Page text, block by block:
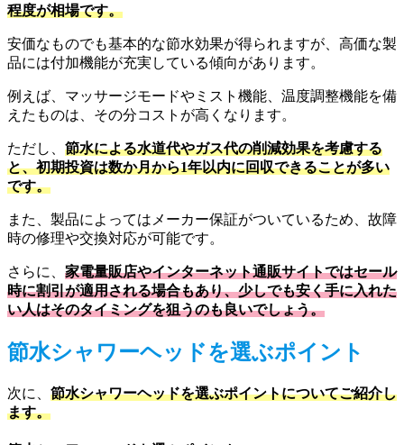
程度が相場です。
安価なものでも基本的な節水効果が得られますが、高価な製
品には付加機能が充実している傾向があります。
例えば、マッサージモードやミスト機能、温度調整機能を備
えたものは、その分コストが高くなります。
ただし、 節水による水道代やガス代の削減効果を考慮する
と、初期投資は数か月から1年以内に回収できることが多い
です。
また、製品によってはメーカー保証がついているため、故障
時の修理や交換対応が可能です。
さらに、 家電量販店やインターネット通販サイトではセール
時に割引が適用される場合もあり、少しでも安く手に入れた
い人はそのタイミングを狙うのも良いでしょう。
節水シャワーヘッドを選ぶポイント
次に、 節水シャワーヘッドを選ぶポイントについてご紹介し
ます。